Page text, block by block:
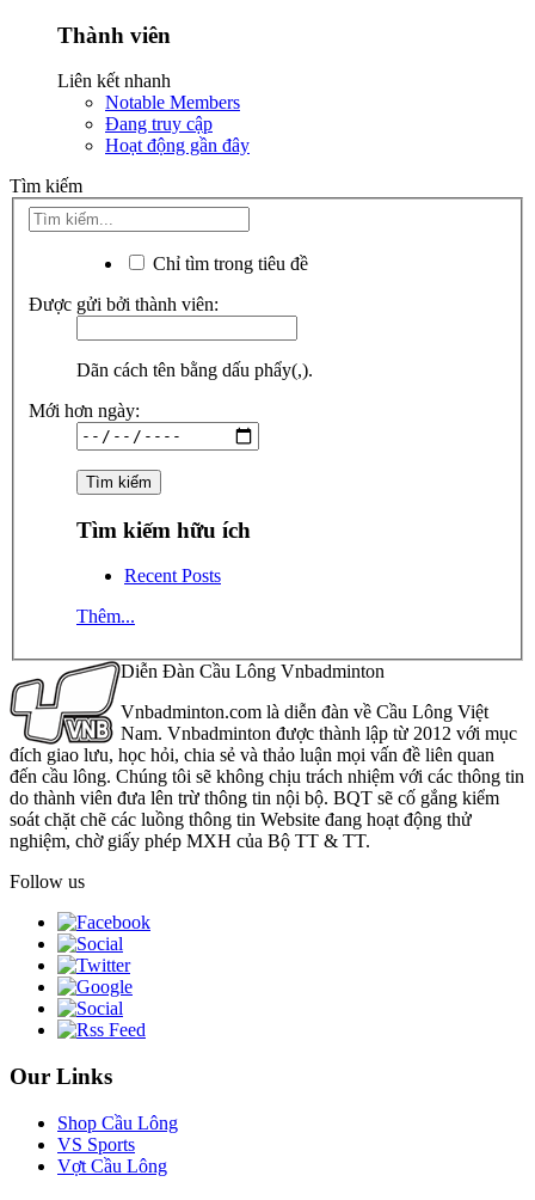
Thành viên
Liên kết nhanh
Notable Members
Đang truy cập
Hoạt động gần đây
Tìm kiếm
Chỉ tìm trong tiêu đề
Được gửi bởi thành viên:
Dãn cách tên bằng dấu phẩy(,).
Mới hơn ngày:
Tìm kiếm hữu ích
Recent Posts
Thêm...
Diễn Đàn Cầu Lông Vnbadminton
Vnbadminton.com là diễn đàn về Cầu Lông Việt
Nam. Vnbadminton được thành lập từ 2012 với mục
đích giao lưu, học hỏi, chia sẻ và thảo luận mọi vấn đề liên quan
đến cầu lông. Chúng tôi sẽ không chịu trách nhiệm với các thông tin
do thành viên đưa lên trừ thông tin nội bộ. BQT sẽ cố gắng kiểm
soát chặt chẽ các luồng thông tin Website đang hoạt động thử
nghiệm, chờ giấy phép MXH của Bộ TT & TT.
Follow us
Our Links
Shop Cầu Lông
VS Sports
Vợt Cầu Lông